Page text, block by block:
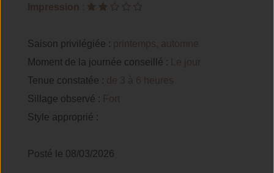
Impression :
Saison privilégiée : printemps, automne
Moment de la journée conseillé :
Le jour
Tenue constatée : de 3 à 6 heures
Sillage observé : Fort
Style approprié :
Posté le 08/03/2026